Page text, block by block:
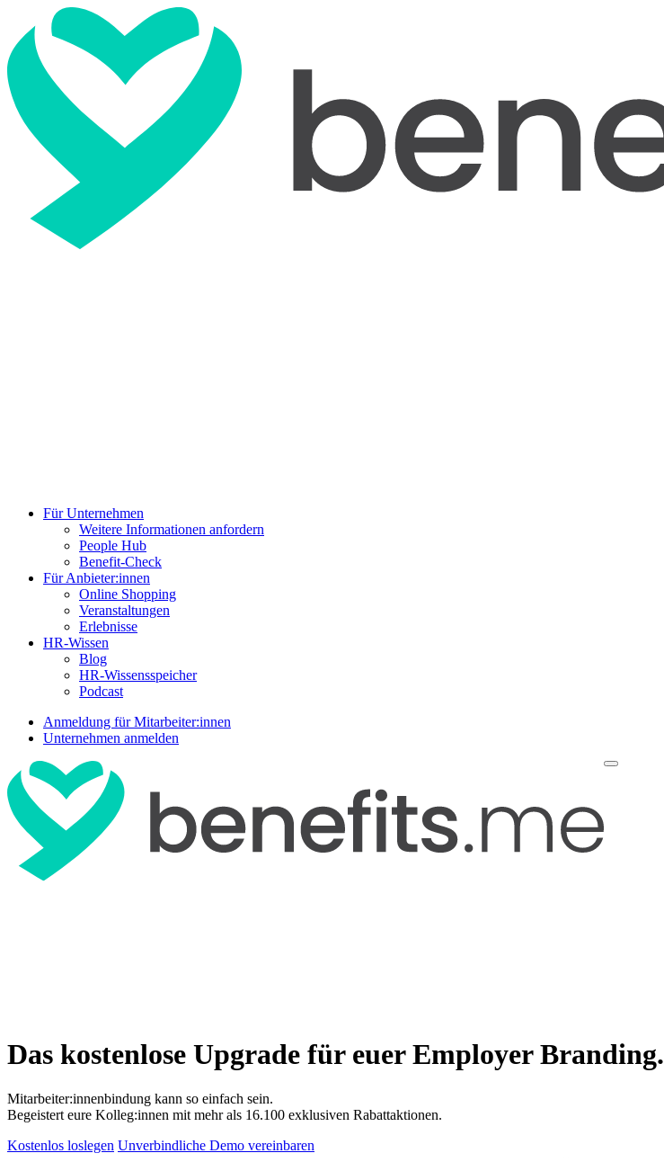
Für Unternehmen
Weitere Informationen anfordern
People Hub
Benefit-Check
Für Anbieter:innen
Online Shopping
Veranstaltungen
Erlebnisse
HR-Wissen
Blog
HR-Wissensspeicher
Podcast
Anmeldung für Mitarbeiter:innen
Unternehmen anmelden
Das kostenlose Upgrade für euer Employer Branding.
Mitarbeiter:innenbindung kann so einfach sein.
Begeistert eure Kolleg:innen mit mehr als 16.100 exklusiven Rabattaktionen.
Kostenlos loslegen Unverbindliche Demo vereinbaren